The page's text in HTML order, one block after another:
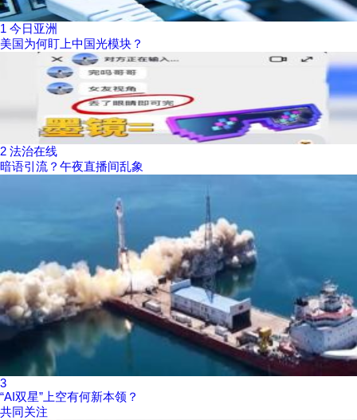
1 今日亚洲
美国为何盯上中国光模块？
2 法治在线
暗语引流？午夜直播间乱象
3
“AI双星”上空有何新本领？
共同关注